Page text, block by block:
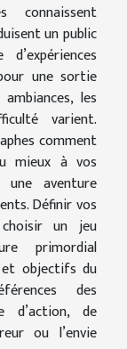
connaissent
un public
une sortie
les
varient.
comment
mieux à vos
aventure
Définir vos
un jeu
primordial
objectifs du
des
d’action, de
ou l’envie